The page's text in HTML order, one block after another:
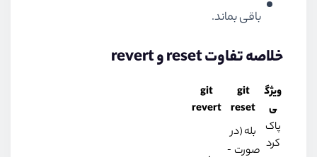
باقی بماند.
خلاصه تفاوت reset و revert
ویژگ
ی
git
reset
git
revert
پاک‌
کرد
بله (در
صورت -